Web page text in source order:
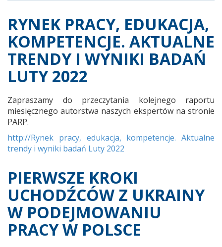
RYNEK PRACY, EDUKACJA,
KOMPETENCJE. AKTUALNE
TRENDY I WYNIKI BADAŃ
LUTY 2022
Zapraszamy do przeczytania kolejnego raportu
miesięcznego autorstwa naszych ekspertów na stronie
PARP.
http://Rynek pracy, edukacja, kompetencje. Aktualne
trendy i wyniki badań Luty 2022
PIERWSZE KROKI
UCHODŹCÓW Z UKRAINY
W PODEJMOWANIU
PRACY W POLSCE